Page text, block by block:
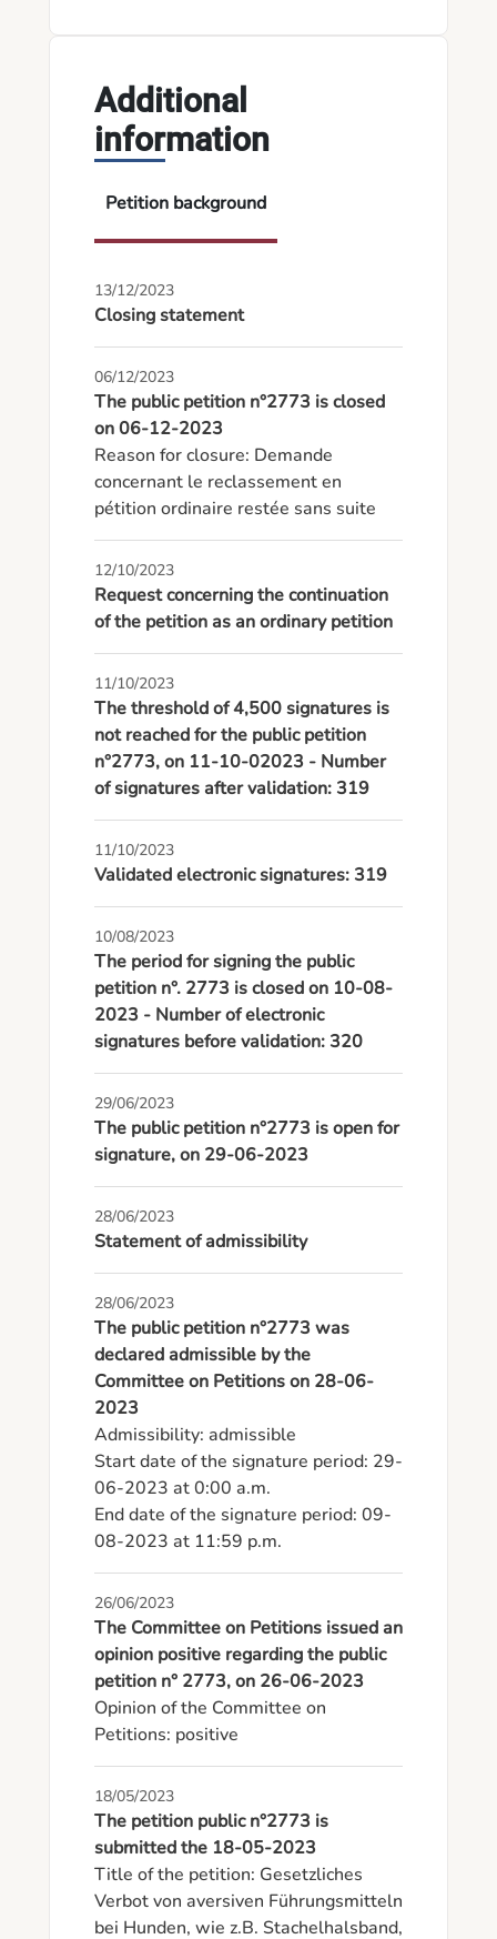
Additional
information
Petition background
13/12/2023
Closing statement
06/12/2023
The public petition n°2773 is closed
on 06-12-2023
Reason for closure: Demande
concernant le reclassement en
pétition ordinaire restée sans suite
12/10/2023
Request concerning the continuation
of the petition as an ordinary petition
11/10/2023
The threshold of 4,500 signatures is
not reached for the public petition
n°2773, on 11-10-02023 - Number
of signatures after validation: 319
11/10/2023
Validated electronic signatures: 319
10/08/2023
The period for signing the public
petition n°. 2773 is closed on 10-08-
2023 - Number of electronic
signatures before validation: 320
29/06/2023
The public petition n°2773 is open for
signature, on 29-06-2023
28/06/2023
Statement of admissibility
28/06/2023
The public petition n°2773 was
declared admissible by the
Committee on Petitions on 28-06-
2023
Admissibility: admissible
Start date of the signature period: 29-
06-2023 at 0:00 a.m.
End date of the signature period: 09-
08-2023 at 11:59 p.m.
26/06/2023
The Committee on Petitions issued an
opinion positive regarding the public
petition n° 2773, on 26-06-2023
Opinion of the Committee on
Petitions: positive
18/05/2023
The petition public n°2773 is
submitted the 18-05-2023
Title of the petition: Gesetzliches
Verbot von aversiven Führungsmitteln
bei Hunden, wie z.B. Stachelhalsband,